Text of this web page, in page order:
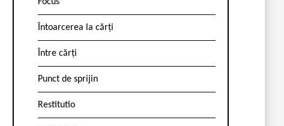
Întoarcerea la cărți
Între cărți
Punct de sprijin
Restitutio